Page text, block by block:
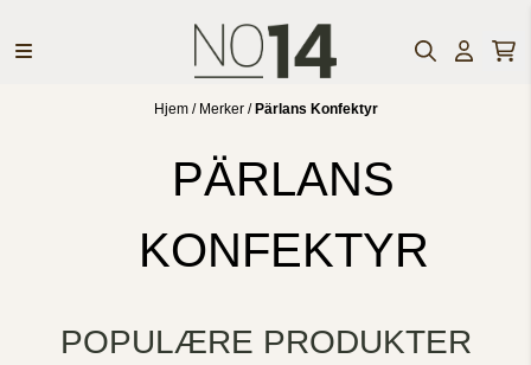
Hjem / Merker /Pärlans Konfektyr
PÄRLANS
KONFEKTYR
POPULÆRE PRODUKTER